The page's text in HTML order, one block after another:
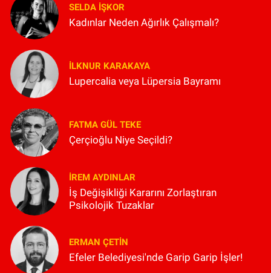
SELDA İŞKOR
Kadınlar Neden Ağırlık Çalışmalı?
İLKNUR KARAKAYA
Lupercalia veya Lüpersia Bayramı
FATMA GÜL TEKE
Çerçioğlu Niye Seçildi?
İREM AYDINLAR
İş Değişikliği Kararını Zorlaştıran
Psikolojik Tuzaklar
ERMAN ÇETIN
Efeler Belediyesi'nde Garip Garip İşler!